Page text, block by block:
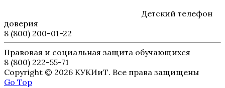
Детский телефон
доверия
8 (800) 200-01-22
Правовая и социальная защита обучающихся
8 (800) 222-55-71
Copyright © 2026 КУКИиТ. Все права защищены
Go Top